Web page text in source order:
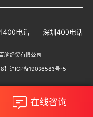
400电话 深圳400电话
经贸有限公司
】 沪ICP备19036583号-5
在线咨询